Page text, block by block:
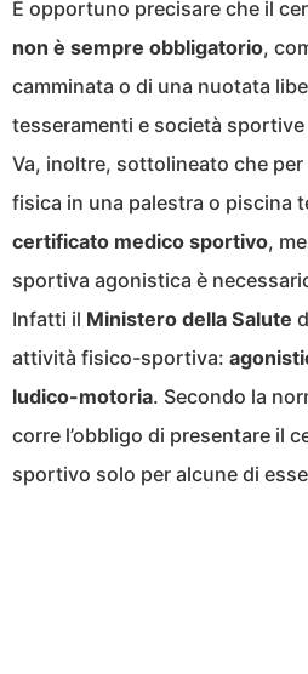
È opportuno precisare che il
non è sempre obbligatorio,
camminata o di una nuotata
tesseramenti e società
Va, inoltre, sottolineato che
fisica in una palestra o piscina
certificato medico sportivo,
sportiva agonistica è
Infatti il Ministero della Salute
attività fisico-sportiva:
ludico-motoria. Secondo la
corre l’obbligo di presentare il
sportivo solo per alcune di